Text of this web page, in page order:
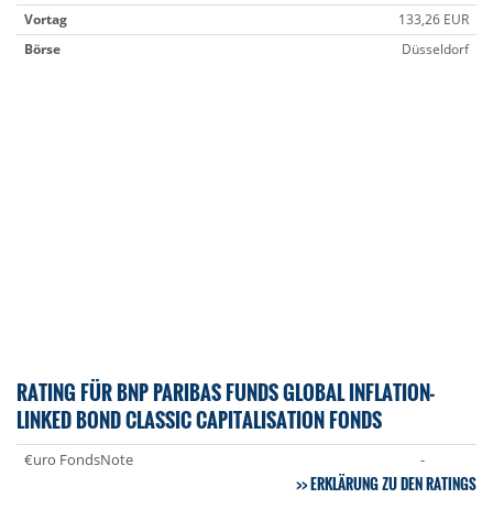
Vortag
133,26 EUR
Börse
Düsseldorf
RATING FÜR BNP PARIBAS FUNDS GLOBAL INFLATION-
LINKED BOND CLASSIC CAPITALISATION FONDS
€uro FondsNote -
ERKLÄRUNG ZU DEN RATINGS